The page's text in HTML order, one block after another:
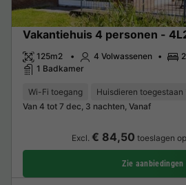
Vakantiehuis 4 personen -
125m2 4 Volwassenen
1 Badkamer
Wi-Fi toegang Huisdieren toegestaan
Van 4 tot 7 dec, 3 nachten, Vanaf
Excl. € 84,50 toeslagen
Zie aanbiedingen